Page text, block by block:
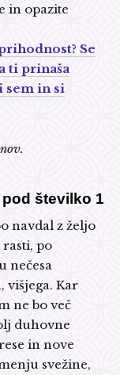
in opazite
Se
ti prinaša
sem in si
številko 1
navdal z željo
po
nečesa
višjega. Kar
ne bo več
duhovne
in nove
svežine,